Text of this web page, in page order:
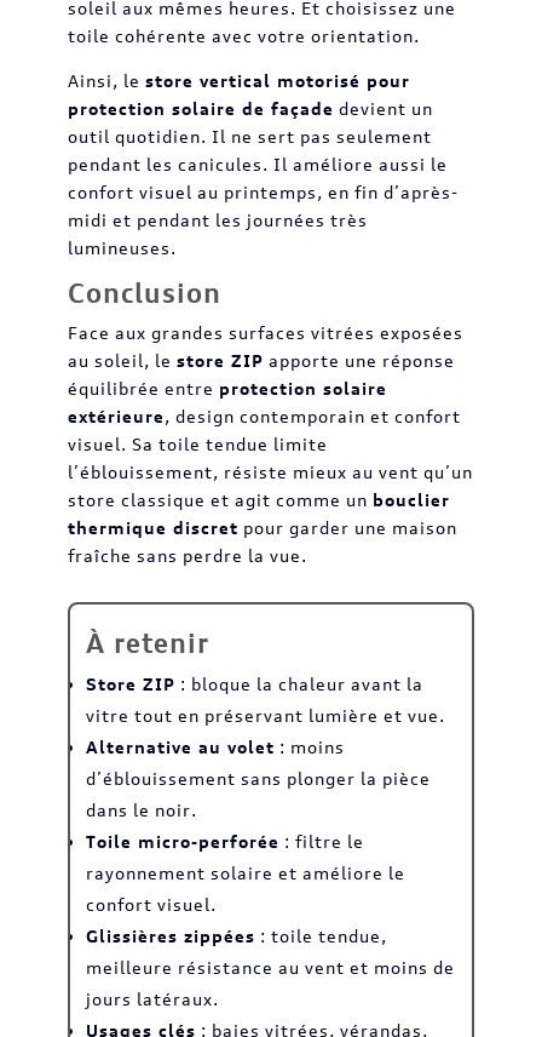
soleil aux mêmes heures. Et choisissez une
toile cohérente avec votre orientation.
Ainsi, le store vertical motorisé pour
protection solaire de façade devient un
outil quotidien. Il ne sert pas seulement
pendant les canicules. Il améliore aussi le
confort visuel au printemps, en fin d’après-
midi et pendant les journées très
lumineuses.
Conclusion
Face aux grandes surfaces vitrées exposées
au soleil, le store ZIP apporte une réponse
équilibrée entre protection solaire
extérieure, design contemporain et confort
visuel. Sa toile tendue limite
l’éblouissement, résiste mieux au vent qu’un
store classique et agit comme un bouclier
thermique discret pour garder une maison
fraîche sans perdre la vue.
À retenir
Store ZIP : bloque la chaleur avant la
vitre tout en préservant lumière et vue.
Alternative au volet : moins
d’éblouissement sans plonger la pièce
dans le noir.
Toile micro-perforée : filtre le
rayonnement solaire et améliore le
confort visuel.
Glissières zippées : toile tendue,
meilleure résistance au vent et moins de
jours latéraux.
Usages clés : baies vitrées, vérandas,